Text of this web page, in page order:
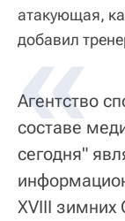
атакующая,
добавил
Агентство
составе
сегодня"
ХVIII зимних